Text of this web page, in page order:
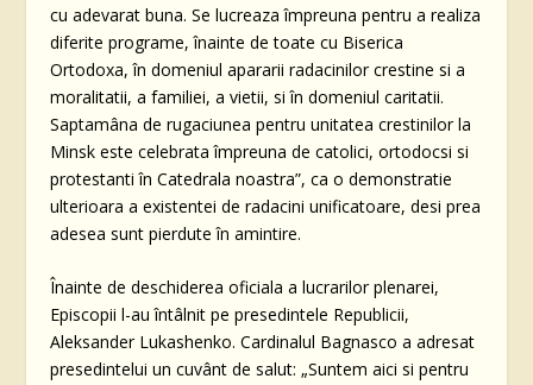
cu adevarat buna. Se lucreaza împreuna pentru a realiza
diferite programe, înainte de toate cu Biserica
Ortodoxa, în domeniul apararii radacinilor crestine si a
moralitatii, a familiei, a vietii, si în domeniul caritatii.
Saptamâna de rugaciunea pentru unitatea crestinilor la
Minsk este celebrata împreuna de catolici, ortodocsi si
protestanti în Catedrala noastra”, ca o demonstratie
ulterioara a existentei de radacini unificatoare, desi prea
adesea sunt pierdute în amintire.
Înainte de deschiderea oficiala a lucrarilor plenarei,
Episcopii l-au întâlnit pe presedintele Republicii,
Aleksander Lukashenko. Cardinalul Bagnasco a adresat
presedintelui un cuvânt de salut: „Suntem aici si pentru